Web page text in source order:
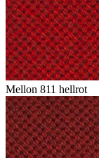
Mellon 811 hellrot